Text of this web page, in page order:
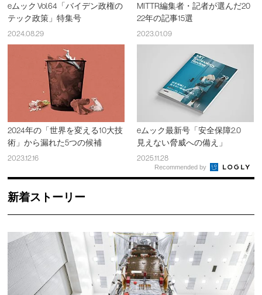
eムック Vol.64「バイデン政権の
テック政策」特集号
2024.08.29
MITTR編集者・記者が選んだ20
22年の記事15選
2023.01.09
2024年の「世界を変える10大技
術」から漏れた5つの候補
2023.12.16
eムック最新号「安全保障2.0
見えない脅威への備え」
2025.11.28
Recommended by
新着ストーリー